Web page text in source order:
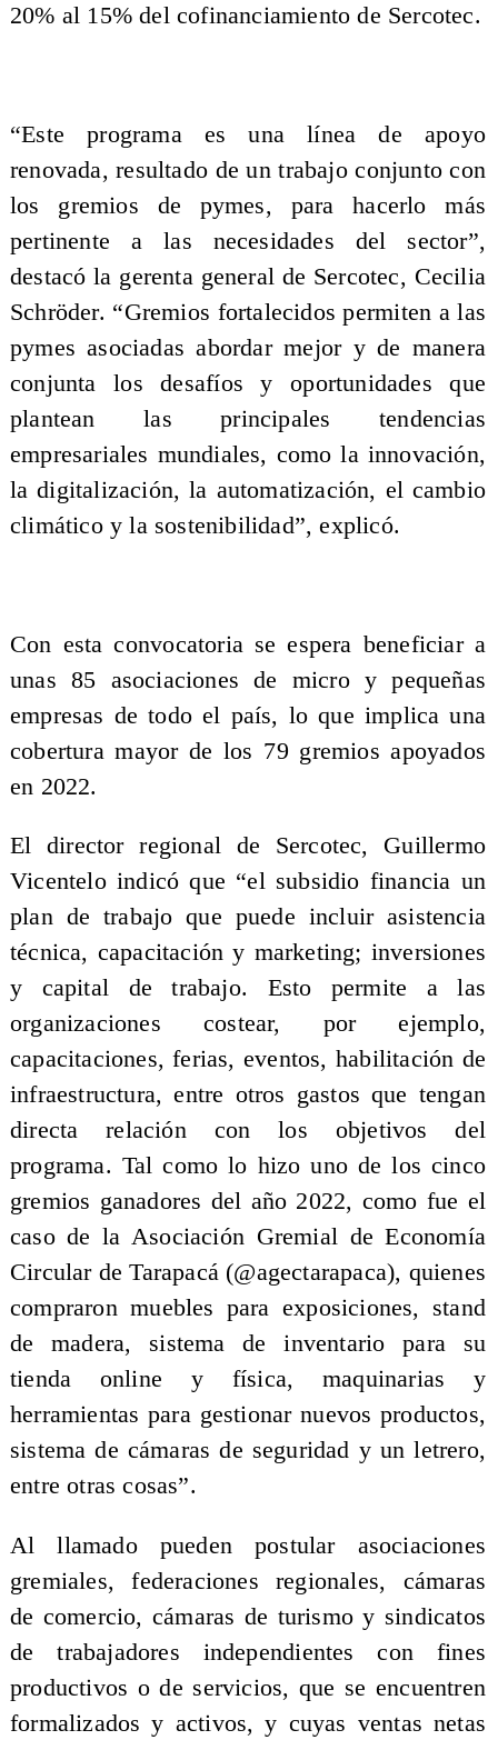
20% al 15% del cofinanciamiento de Sercotec.
“Este programa es una línea de apoyo
renovada, resultado de un trabajo conjunto con
los gremios de pymes, para hacerlo más
pertinente a las necesidades del sector”,
destacó la gerenta general de Sercotec, Cecilia
Schröder. “Gremios fortalecidos permiten a las
pymes asociadas abordar mejor y de manera
conjunta los desafíos y oportunidades que
plantean las principales tendencias
empresariales mundiales, como la innovación,
la digitalización, la automatización, el cambio
climático y la sostenibilidad”, explicó.
Con esta convocatoria se espera beneficiar a
unas 85 asociaciones de micro y pequeñas
empresas de todo el país, lo que implica una
cobertura mayor de los 79 gremios apoyados
en 2022.
El director regional de Sercotec, Guillermo
Vicentelo indicó que “el subsidio financia un
plan de trabajo que puede incluir asistencia
técnica, capacitación y marketing; inversiones
y capital de trabajo. Esto permite a las
organizaciones costear, por ejemplo,
capacitaciones, ferias, eventos, habilitación de
infraestructura, entre otros gastos que tengan
directa relación con los objetivos del
programa. Tal como lo hizo uno de los cinco
gremios ganadores del año 2022, como fue el
caso de la Asociación Gremial de Economía
Circular de Tarapacá (@agectarapaca), quienes
compraron muebles para exposiciones, stand
de madera, sistema de inventario para su
tienda online y física, maquinarias y
herramientas para gestionar nuevos productos,
sistema de cámaras de seguridad y un letrero,
entre otras cosas”.
Al llamado pueden postular asociaciones
gremiales, federaciones regionales, cámaras
de comercio, cámaras de turismo y sindicatos
de trabajadores independientes con fines
productivos o de servicios, que se encuentren
formalizados y activos, y cuyas ventas netas